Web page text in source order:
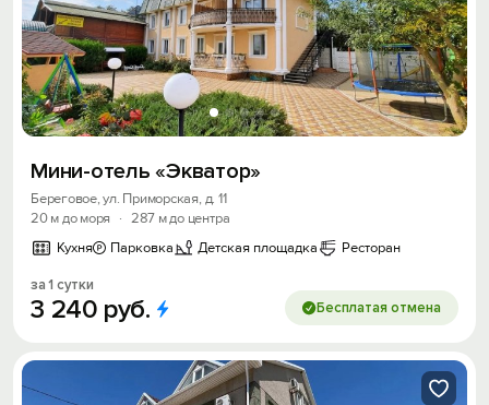
Мини-отель «Экватор»
Береговое, ул. Приморская, д. 11
20 м до моря
· 287 м до центра
Кухня
Парковка Детская площадка Ресторан
за 1 сутки
3 240 руб. Бесплатая отмена